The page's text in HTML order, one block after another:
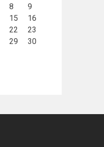
8
9
15
16
22
23
29
30